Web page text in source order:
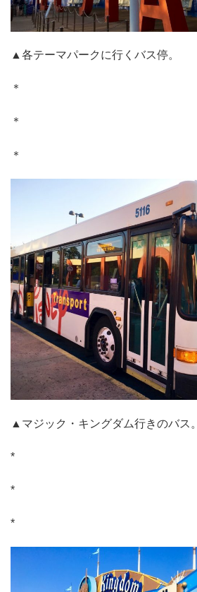
▲各テーマパークに行くバス停。
＊
＊
＊
▲マジック・キングダム行きのバス。
*
*
*